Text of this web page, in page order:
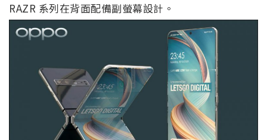
RAZR 系列在背面配備副螢幕設計。